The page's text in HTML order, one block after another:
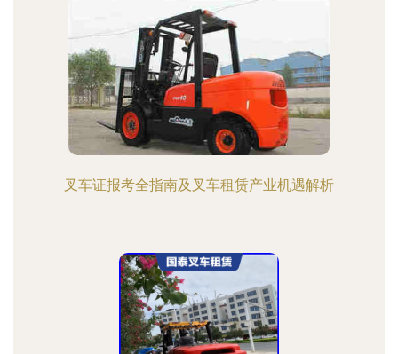
叉车证报考全指南及叉车租赁产业机遇解析